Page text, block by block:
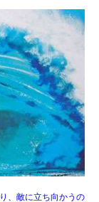
、敵に立ち向かうの